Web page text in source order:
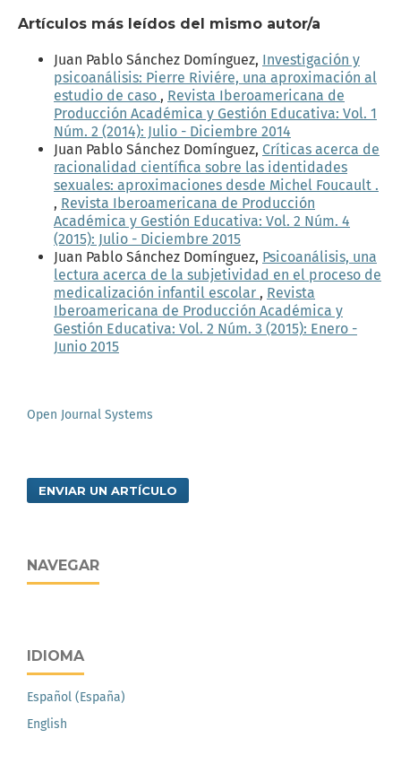
Artículos más leídos del mismo autor/a
Juan Pablo Sánchez Domínguez, Investigación y
psicoanálisis: Pierre Riviére, una aproximación al
estudio de caso , Revista Iberoamericana de
Producción Académica y Gestión Educativa: Vol. 1
Núm. 2 (2014): Julio - Diciembre 2014
Juan Pablo Sánchez Domínguez, Críticas acerca de
racionalidad científica sobre las identidades
sexuales: aproximaciones desde Michel Foucault .
, Revista Iberoamericana de Producción
Académica y Gestión Educativa: Vol. 2 Núm. 4
(2015): Julio - Diciembre 2015
Juan Pablo Sánchez Domínguez, Psicoanálisis, una
lectura acerca de la subjetividad en el proceso de
medicalización infantil escolar , Revista
Iberoamericana de Producción Académica y
Gestión Educativa: Vol. 2 Núm. 3 (2015): Enero -
Junio 2015
Open Journal Systems
ENVIAR UN ARTÍCULO
NAVEGAR
IDIOMA
Español (España)
English